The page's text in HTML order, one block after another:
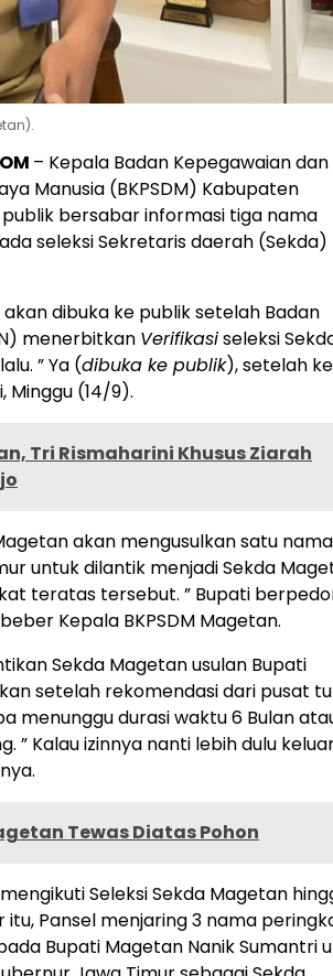
– Kepala Badan Kepegawaian dan
Manusia (BKPSDM) Kabupaten
bersabar informasi tiga nama
seleksi Sekretaris daerah (Sekda)
dibuka ke publik setelah Badan
menerbitkan Verifikasiseleksi
” Ya (dibuka ke publik), setelah
Minggu (14/9).
Tri Rismaharini Khusus Ziarah
akan mengusulkan satu nama
untuk dilantik menjadi Sekda
teratas tersebut. ” Bupati
Kepala BKPSDM Magetan.
Sekda Magetan usulan Bupati
setelah rekomendasi dari pusat
menunggu durasi waktu 6 Bulan
” Kalau izinnya nanti lebih dulu
Tewas Diatas Pohon
Seleksi Sekda Magetan
Pansel menjaring 3 nama
Bupati Magetan Nanik Sumantri